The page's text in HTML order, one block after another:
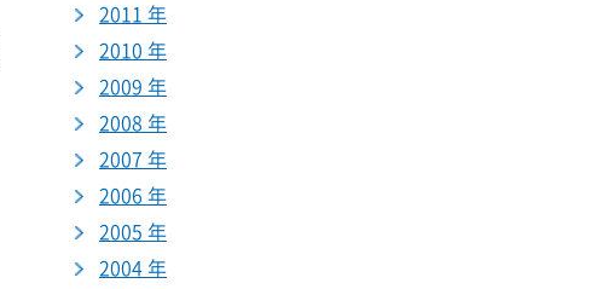
2011 年
2010 年
2009 年
2008 年
2007 年
2006 年
2005 年
2004 年